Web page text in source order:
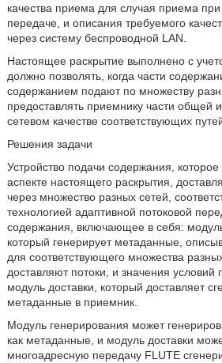
качества приема для случая приема
передаче, и описания требуемого
через систему беспроводной LAN.
Настоящее раскрытие выполнено с
должно позволять, когда части
содержанием подают по множеству
предоставлять приемнику части
сетевом качестве соответствующих
Решения задачи
Устройство подачи содержания,
аспекте настоящего раскрытия,
через множество разных сетей,
технологией адаптивной потоковой
содержания, включающее в себя:
который генерирует метаданные,
для соответствующего множества
доставляют потоки, и значения условий
модуль доставки, который доставляет
метаданные в приемник.
Модуль генерирования может
как метаданные, и модуль доставки
многоадресную передачу FLUTE